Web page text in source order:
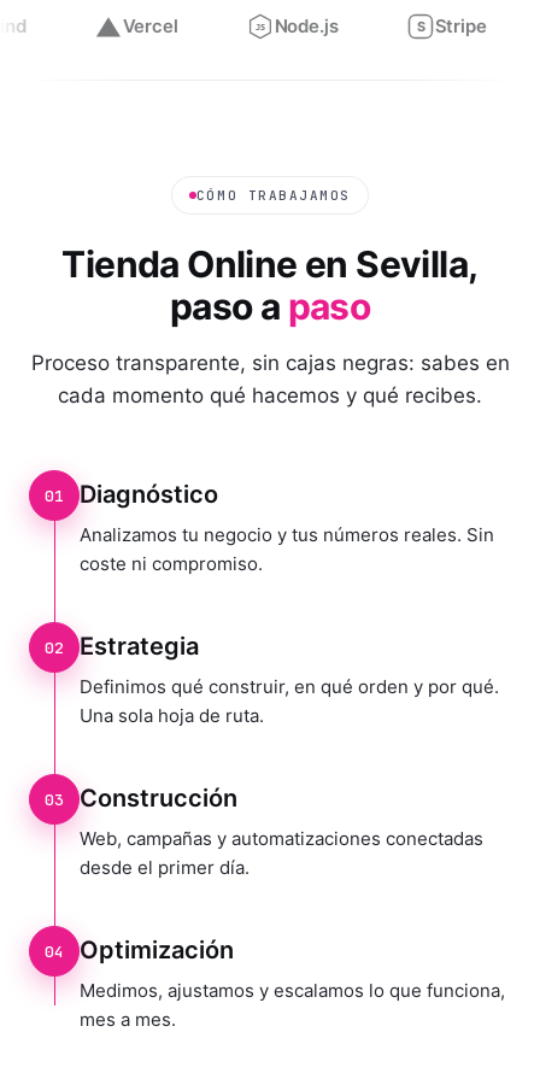
Vercel JS Node.js S Stripe Figma
CÓMO TRABAJAMOS
Tienda Online en Sevilla,
paso a paso
Proceso transparente, sin cajas negras: sabes en
cada momento qué hacemos y qué recibes.
01 Diagnóstico
Analizamos tu negocio y tus números reales. Sin
coste ni compromiso.
02 Estrategia
Definimos qué construir, en qué orden y por qué.
Una sola hoja de ruta.
03 Construcción
Web, campañas y automatizaciones conectadas
desde el primer día.
04 Optimización
Medimos, ajustamos y escalamos lo que funciona,
mes a mes.